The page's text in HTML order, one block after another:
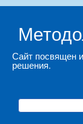
Сайт посвящен
решения.
Форма
Поиск